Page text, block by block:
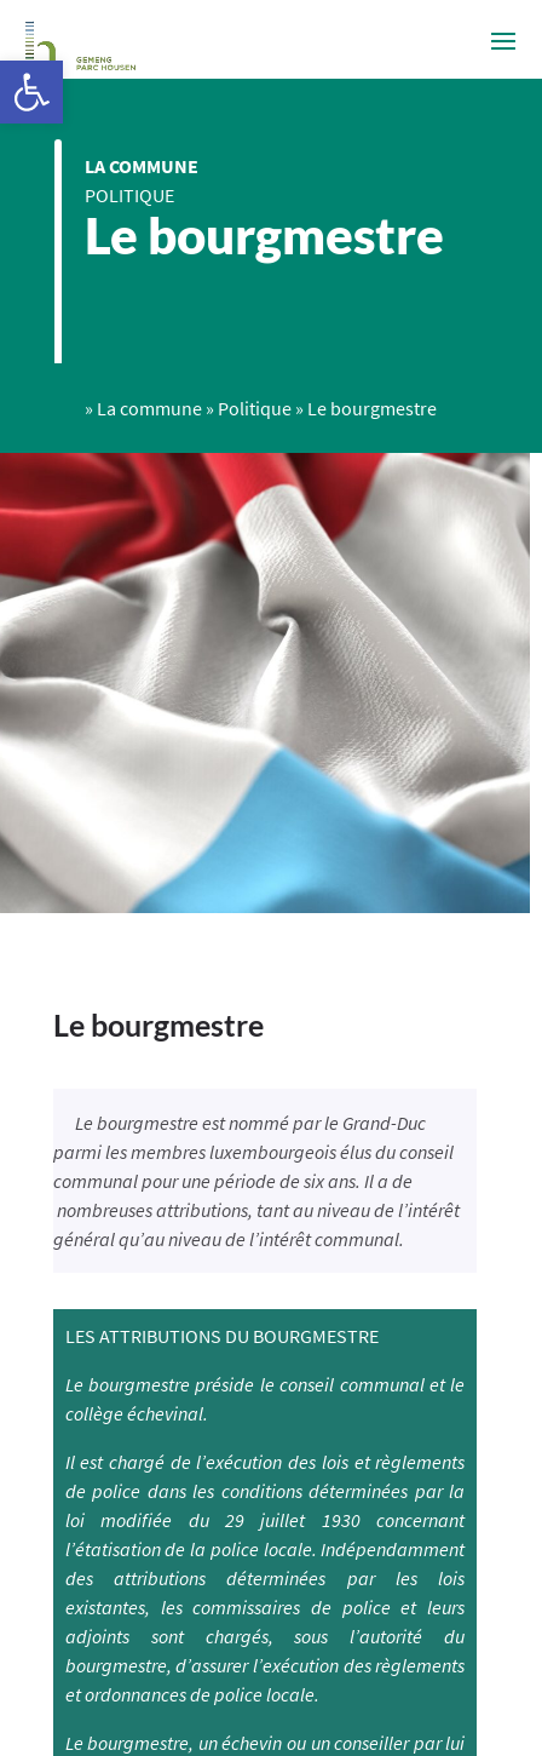
LA COMMUNE
POLITIQUE
Le bourgmestre
» La commune » Politique » Le bourgmestre
Le bourgmestre
Le bourgmestre est nommé par le Grand-Duc
parmi les membres luxembourgeois élus du conseil
communal pour une période de six ans. Il a de
nombreuses attributions, tant au niveau de l’intérêt
général qu’au niveau de l’intérêt communal.
LES ATTRIBUTIONS DU BOURGMESTRE
Le bourgmestre préside le conseil communal et le
collège échevinal.
Il est chargé de l’exécution des lois et règlements
de police dans les conditions déterminées par la
loi modifiée du 29 juillet 1930 concernant
l’étatisation de la police locale. Indépendamment
des attributions déterminées par les lois
existantes, les commissaires de police et leurs
adjoints sont chargés, sous l’autorité du
bourgmestre, d’assurer l’exécution des règlements
et ordonnances de police locale.
Le bourgmestre, un échevin ou un conseiller par lui
Ouvrir la barre d’outils